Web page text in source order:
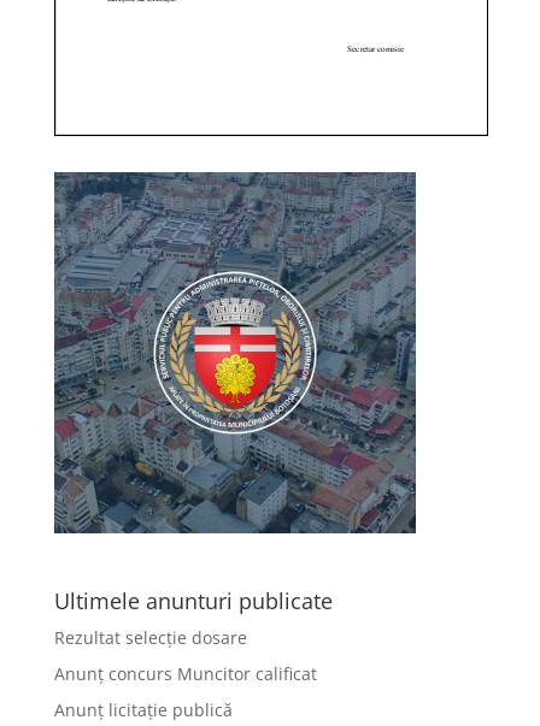
Ultimele anunturi publicate
Rezultat selecție dosare
Anunț concurs Muncitor calificat
Anunț licitație publică